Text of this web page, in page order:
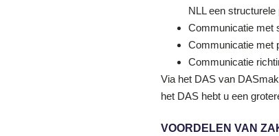
NLL een
Communicatie met
Communicatie met
Communicatie
Via het DAS van
het DAS hebt u een
VOORDELEN VAN